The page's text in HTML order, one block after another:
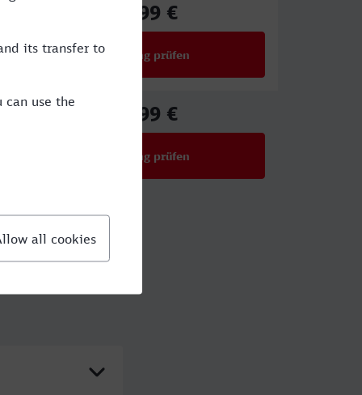
42,99 €
Verbindung prüfen
27,99 €
Verbindung prüfen